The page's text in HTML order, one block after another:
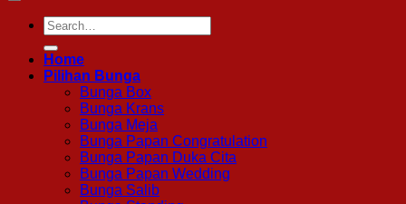
Search
for:
Home
Pilihan Bunga
Bunga Box
Bunga Krans
Bunga Meja
Bunga Papan Congratulation
Bunga Papan Duka Cita
Bunga Papan Wedding
Bunga Salib